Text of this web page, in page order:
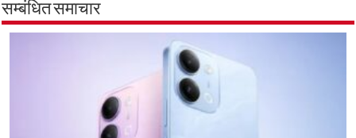
सम्बंधित समाचार